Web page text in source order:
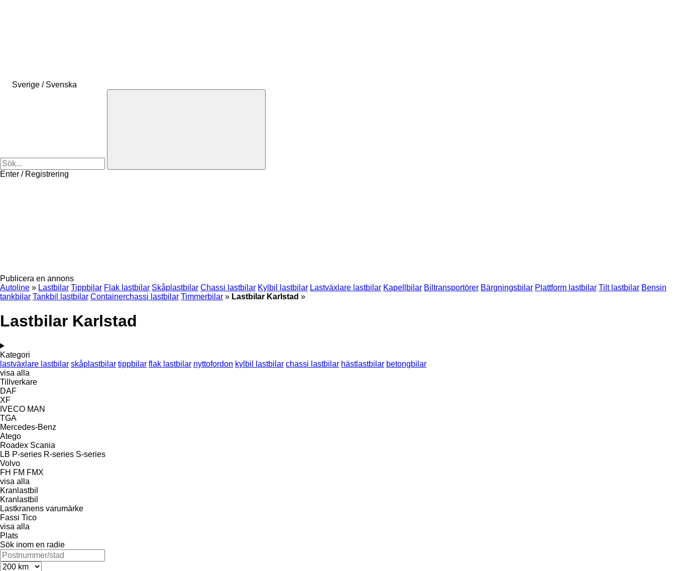
Sverige / Svenska
Enter / Registrering
Publicera en annons
Autoline » Lastbilar Tippbilar Flak lastbilar Skåplastbilar Chassi lastbilar Kylbil lastbilar Lastväxlare lastbilar Kapellbilar Biltransportörer Bärgningsbilar Plattform lastbilar Tilt lastbilar Bensin
tankbilar Tankbil lastbilar Containerchassi lastbilar Timmerbilar » Lastbilar Karlstad »
Lastbilar Karlstad
Kategori
lastväxlare lastbilar skåplastbilar tippbilar flak lastbilar nyttofordon kylbil lastbilar chassi lastbilar hästlastbilar betongbilar
visa alla
Tillverkare
DAF
XF
IVECO MAN
TGA
Mercedes-Benz
Atego
Roadex Scania
LB P-series R-series S-series
Volvo
FH FM FMX
visa alla
Kranlastbil
Kranlastbil
Lastkranens varumärke
Fassi Tico
visa alla
Plats
Sök inom en radie